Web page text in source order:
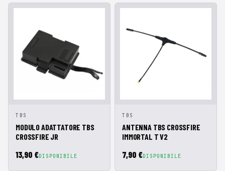
ANTEPRIMA
CARRELLO
TBS
MODULO ADATTATORE TBS
CROSSFIRE JR
13,90 €DISPONIBILE
ANTEPRIMA
CARRELLO
TBS
ANTENNA TBS CROSSFIRE
IMMORTAL T V2
7,90 €DISPONIBILE